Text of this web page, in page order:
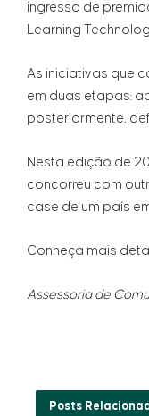
ingresso de
Learning
As iniciativas que
em duas etapas:
posteriormente,
Nesta edição de
concorreu com
case de um país
Conheça mais
Assessoria de
Posts